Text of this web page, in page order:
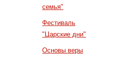
семья"
Фестиваль
"Царские дни"
Основы веры